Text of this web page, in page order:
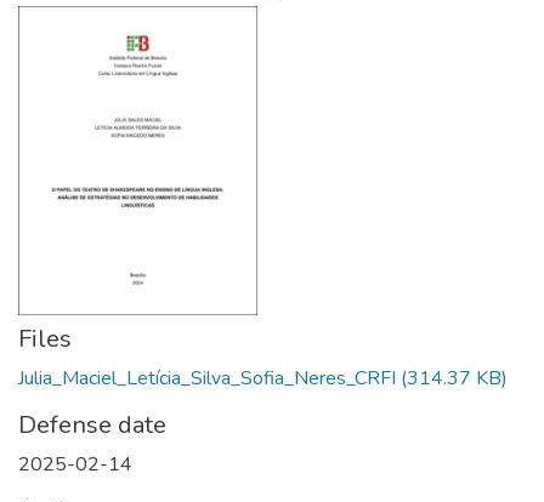
Files
Julia_Maciel_Letícia_Silva_Sofia_Neres_CRFI (314.37 KB)
Defense date
2025-02-14